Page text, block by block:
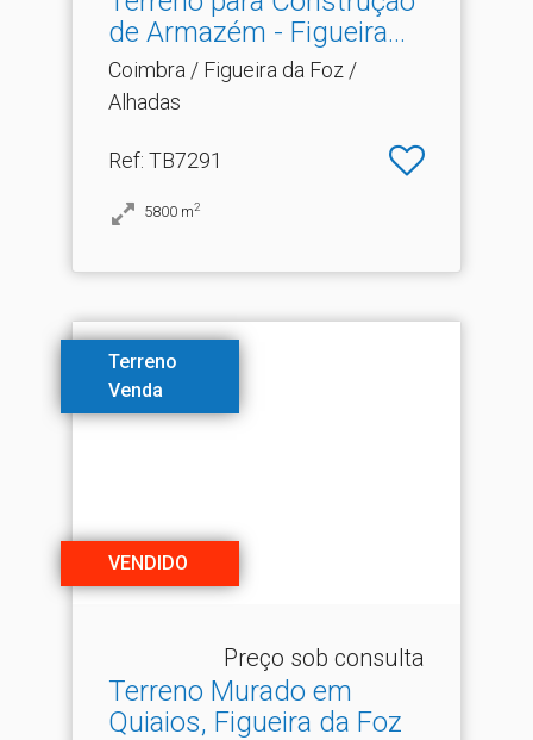
de Armazém - Figueira.​..
Coimbra / Figueira da Foz /
Alhadas
Ref: TB7291
5800 m2
Terreno
Venda
VENDIDO
Preço sob consulta
Terreno Murado em
Quiaios, Figueira da Foz